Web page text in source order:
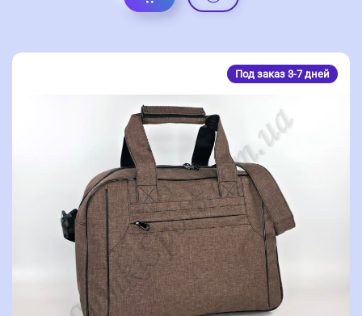
Под заказ 3-7 дней